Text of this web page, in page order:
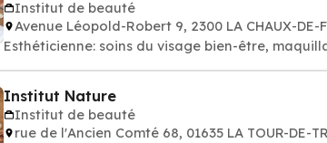
Institut de beauté
Avenue Léopold-Robert 9, 2300 LA CHAUX-DE-
Esthéticienne: soins du visage bien-
Institut Nature
Institut de beauté
rue de l'Ancien Comté 68, 01635 LA TOUR-DE-